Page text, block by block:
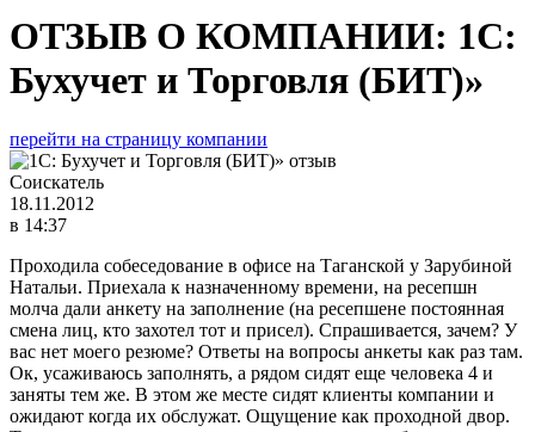
ОТЗЫВ О КОМПАНИИ: 1С:
Бухучет и Торговля (БИТ)»
перейти на страницу компании
Соискатель
18.11.2012
в 14:37
Проходила собеседование в офисе на Таганской у Зарубиной
Натальи. Приехала к назначенному времени, на ресепшн
молча дали анкету на заполнение (на ресепшене постоянная
смена лиц, кто захотел тот и присел). Спрашивается, зачем? У
вас нет моего резюме? Ответы на вопросы анкеты как раз там.
Ок, усаживаюсь заполнять, а рядом сидят еще человека 4 и
заняты тем же. В этом же месте сидят клиенты компании и
ожидают когда их обслужат. Ощущение как проходной двор.